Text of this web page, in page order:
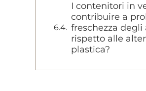
I contenitori in
contribuire a
freschezza
rispetto alle
plastica?